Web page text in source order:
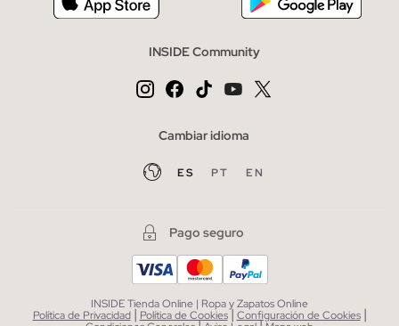
INSIDE Community
Cambiar idioma
ES PT EN
Pago seguro
INSIDE Tienda Online | Ropa y Zapatos Online
Política de Privacidad | Política de Cookies| Configuración de Cookies |